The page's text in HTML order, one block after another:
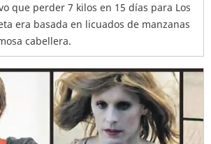
que perder 7 kilos en 15 días para Los
era basada en licuados de manzanas
cabellera.